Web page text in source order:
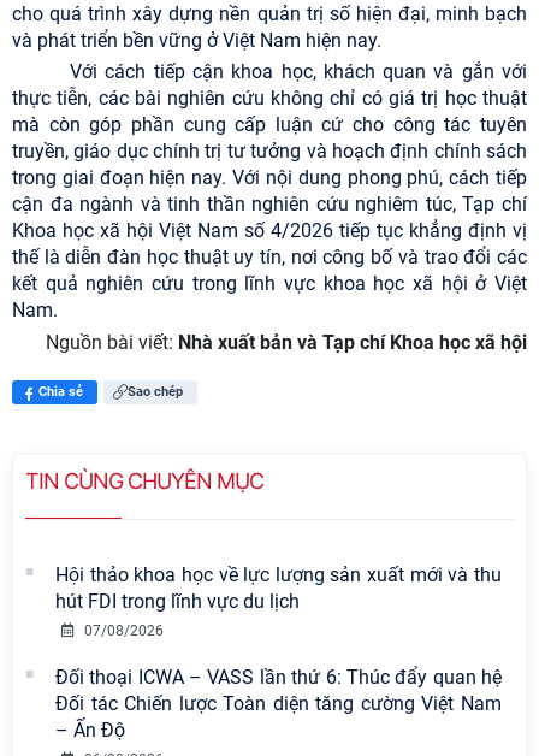
cho quá trình xây dựng nền quản trị số hiện đại, minh bạch
và phát triển bền vững ở Việt Nam hiện nay.
Với cách tiếp cận khoa học, khách quan và gắn với
thực tiễn, các bài nghiên cứu không chỉ có giá trị học thuật
mà còn góp phần cung cấp luận cứ cho công tác tuyên
truyền, giáo dục chính trị tư tưởng và hoạch định chính sách
trong giai đoạn hiện nay. Với nội dung phong phú, cách tiếp
cận đa ngành và tinh thần nghiên cứu nghiêm túc, Tạp chí
Khoa học xã hội Việt Nam số 4/2026 tiếp tục khẳng định vị
thế là diễn đàn học thuật uy tín, nơi công bố và trao đổi các
kết quả nghiên cứu trong lĩnh vực khoa học xã hội ở Việt
Nam.
Nguồn bài viết: Nhà xuất bản và Tạp chí Khoa học xã hội
Chia sẻ Sao chép
TIN CÙNG CHUYÊN MỤC
Hội thảo khoa học về lực lượng sản xuất mới và thu
hút FDI trong lĩnh vực du lịch
07/08/2026
Đối thoại ICWA – VASS lần thứ 6: Thúc đẩy quan hệ
Đối tác Chiến lược Toàn diện tăng cường Việt Nam
– Ấn Độ